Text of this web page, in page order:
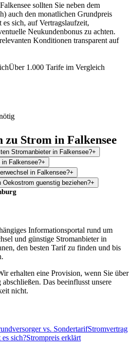
sollten Sie neben dem
auch den monatlichen Grundpreis
sich, auf Vertragslaufzeit,
Neukundenbonus zu achten.
Konditionen transparent auf
Über 1.000 Tarife im Vergleich
zu Strom in Falkensee
Stromanbieter in Falkensee?+
Falkensee?+
in Falkensee?+
guenstig beziehen?+
Informationsportal rund um
und günstige Stromanbieter in
den besten Tarif zu finden und bis
erhalten eine Provision, wenn Sie über
Das beeinflusst unsere
nicht.
vs. SondertarifStromvertrag
sich?Strompreis erklärt